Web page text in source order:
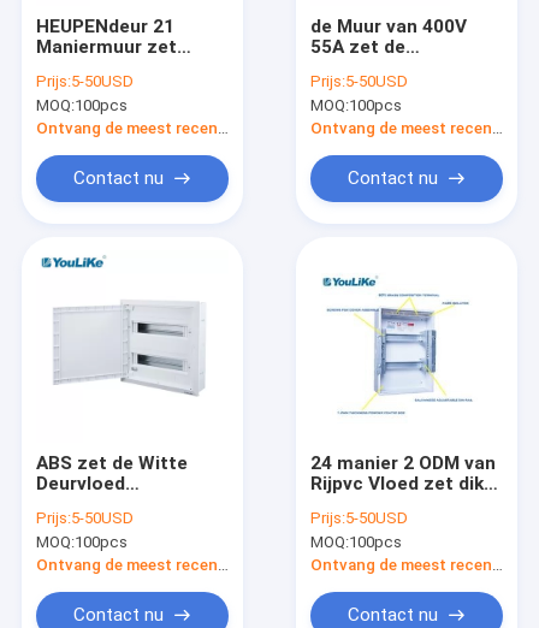
Ongeveer ons
Fabrieksreis
Nieuws
Gevallen
HEUPENdeur 21
Maniermuur zet
MCCB-
Distributiecomité op
Prijs:5-50USD
MOQ:100pcs
Ontvang de meest recente Prijs
Contact nu
de Muur van 400V
55A zet de
de Distributiedoos
MCB op
Prijs:5-50USD
MOQ:100pcs
Ontvang de meest recente Prijs
Contact nu
ABS zet de Witte
Deurvloed
32Way voor MCB op
Binnen
Prijs:5-50USD
MOQ:100pcs
Ontvang de meest recente Prijs
Contact nu
24 manier 2 ODM van
Rijpvc Vloed zet dik
1.2mm van de
Distributiedoos
Prijs:5-50USD
MOQ:100pcs
Ontvang de meest recente Prijs
Contact nu